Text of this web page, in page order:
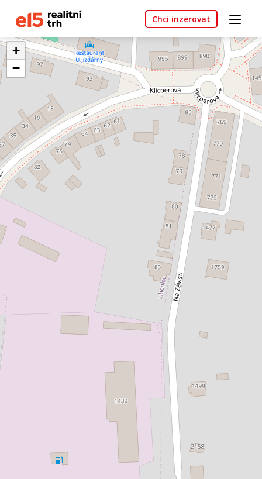
Chci inzerovat
+
−